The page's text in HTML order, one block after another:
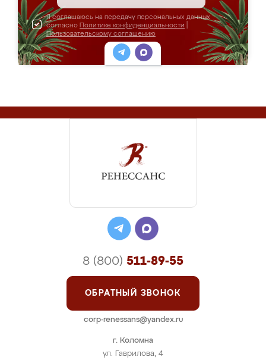
Я соглашаюсь на передачу персональных данных
согласно Политике конфиденциальности
Пользовательскому соглашению
г. Коломна
ул. Гаврилова, 4
8 (800) 511-89-55
ОБРАТНЫЙ ЗВОНОК
corp-renessans@yandex.ru